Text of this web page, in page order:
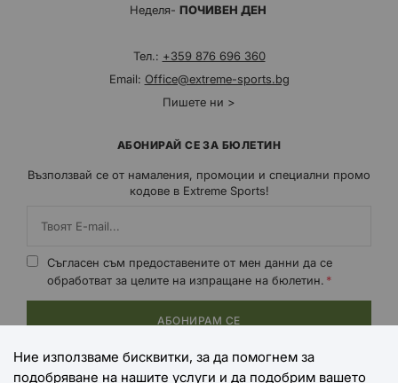
Неделя- ПОЧИВЕН ДЕН
Тел.: +359 876 696 360
Email: Office@extreme-sports.bg
Пишете ни >
АБОНИРАЙ СЕ ЗА БЮЛЕТИН
Възползвай се от намаления, промоции и специални промо
кодове в Extreme Sports!
Съгласен съм предоставените от мен данни да се
обработват за целите на изпращане на бюлетин.
АБОНИРАМ СЕ
Ние използваме бисквитки, за да помогнем за
подобряване на нашите услуги и да подобрим вашето